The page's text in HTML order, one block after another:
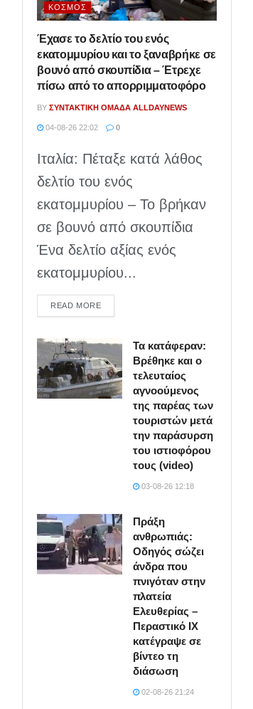
ΚΌΣΜΟΣ
Έχασε το δελτίο του ενός
εκατομμυρίου και το ξαναβρήκε σε
βουνό από σκουπίδια – Έτρεχε
πίσω από το απορριμματοφόρο
BY ΣΥΝΤΑΚΤΙΚΉ ΟΜΆΔΑ ALLDAYNEWS
04-08-26 22:02 0
Ιταλία: Πέταξε κατά λάθος
δελτίο του ενός
εκατομμυρίου – Το βρήκαν
σε βουνό από σκουπίδια
Ένα δελτίο αξίας ενός
εκατομμυρίου...
READ MOREDETAILS
Τα κατάφεραν:
Βρέθηκε και ο
τελευταίος
αγνοούμενος
της παρέας των
τουριστών μετά
την παράσυρση
του ιστιοφόρου
τους (video)
03-08-26 12:18
Πράξη
ανθρωπιάς:
Οδηγός σώζει
άνδρα που
πνιγόταν στην
πλατεία
Ελευθερίας –
Περαστικό ΙΧ
κατέγραψε σε
βίντεο τη
διάσωση
02-08-26 21:24